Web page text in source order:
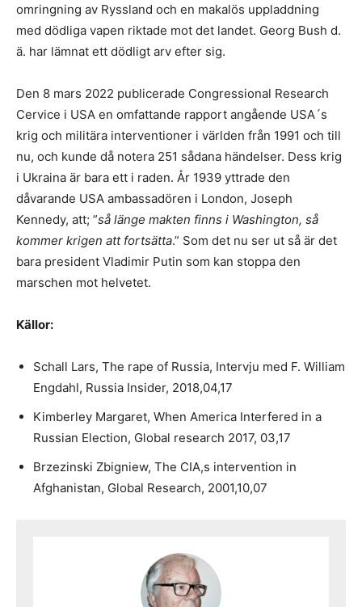
omringning av Ryssland och en makalös uppladdning
med dödliga vapen riktade mot det landet. Georg Bush d.
ä. har lämnat ett dödligt arv efter sig.
Den 8 mars 2022 publicerade Congressional Research
Cervice i USA en omfattande rapport angående USA´s
krig och militära interventioner i världen från 1991 och till
nu, och kunde då notera 251 sådana händelser. Dess krig
i Ukraina är bara ett i raden. År 1939 yttrade den
dåvarande USA ambassadören i London, Joseph
Kennedy, att; ”så länge makten finns i Washington, så
kommer krigen att fortsätta.” Som det nu ser ut så är det
bara president Vladimir Putin som kan stoppa den
marschen mot helvetet.
Källor:
Schall Lars, The rape of Russia, Intervju med F. William
Engdahl, Russia Insider, 2018,04,17
Kimberley Margaret, When America Interfered in a
Russian Election, Global research 2017, 03,17
Brzezinski Zbigniew, The CIA,s intervention in
Afghanistan, Global Research, 2001,10,07